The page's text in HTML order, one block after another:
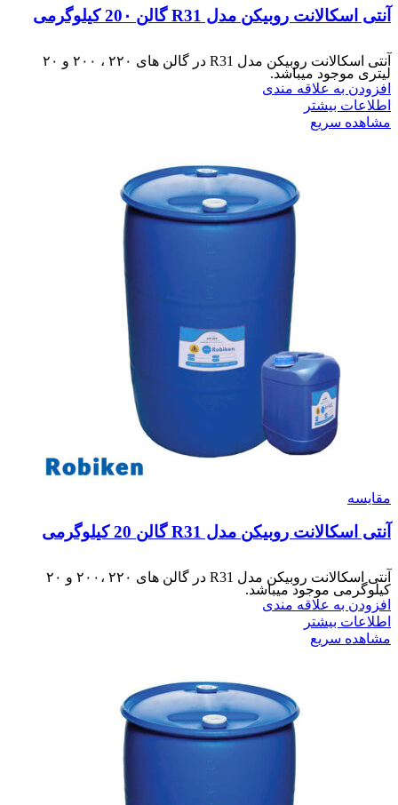
آنتی اسکالانت روبیکن مدل R31 گالن 20۰ کیلوگرمی
آنتی اسکالانت روبیکن مدل R31 در گالن های ۲۲۰ ، ۲۰۰ و ۲۰
لیتری موجود میباشد.
افزودن به علاقه مندی
اطلاعات بیشتر
مشاهده سریع
مقایسه
آنتی اسکالانت روبیکن مدل R31 گالن 20 کیلوگرمی
آنتی اسکالانت روبیکن مدل R31 در گالن های ۲۲۰ ،‌۲۰۰ و ۲۰
کیلوگرمی موجود میباشد.
افزودن به علاقه مندی
اطلاعات بیشتر
مشاهده سریع